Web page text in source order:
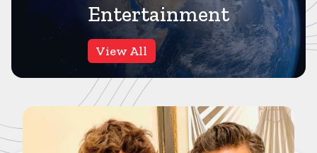
Entertainment
View All